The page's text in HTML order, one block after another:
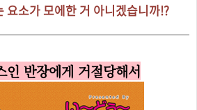
요소가 모에한 거 아니겠습니까!?
인 반장에게 거절당해서